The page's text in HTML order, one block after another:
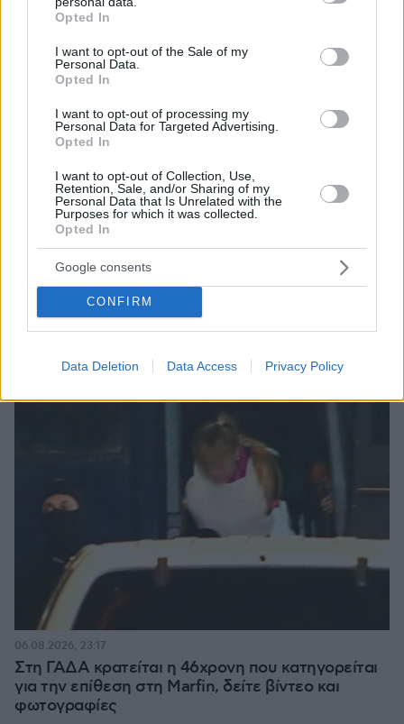
grant or deny consent to Google and its third-party tags to
use your data for below specified purposes in below Google
consent section.
Opted In
I want to opt-out of the Sale of my
Personal Data.
Opted In
I want to opt-out of processing my
Personal Data for Targeted Advertising.
Opted In
I want to opt-out of Collection, Use,
Retention, Sale, and/or Sharing of my
Personal Data that Is Unrelated with the
Purposes for which it was collected.
Opted In
Google consents
CONFIRM
Data Deletion Data Access Privacy Policy
Βλάβη, ατύχημα ή πρόβλημα στο ταξίδι; Η κάλυψη που
πολλοί αγνοούν
Χαλαρή έξοδος για τον Κυριάκο Μητσοτάκη και τη
σύζυγό του Μαρέβα στα Χανιά, φωτογραφίες
06.08.2026, 23:57
ΔΕΙΤΕ ΟΛΕΣ ΤΙΣ ΕΙΔΗΣΕΙΣ
ΤΑ ΠΙΟ ΔΗΜΟΦΙΛΗ
Στη ΓΑΔΑ κρατείται η 46χρονη που κατηγορείται
για την επίθεση στη Marfin, δείτε βίντεο και
φωτογραφίες
06.08.2026, 23:17